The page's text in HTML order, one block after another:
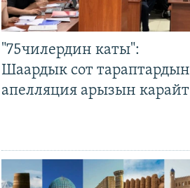
"75чилердин каты":
Шаардык сот тараптардын
апелляция арызын карайт